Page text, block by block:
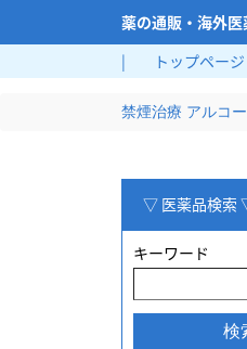
薬の通販・海外
|
トップページ
禁煙治療 アルコ
▽ 医薬品検索
キーワード